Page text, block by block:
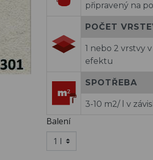
připravený na
POČET
1 nebo 2 vrstvy
efektu
SPOTŘEBA
3-10 m2/ l v
Balení